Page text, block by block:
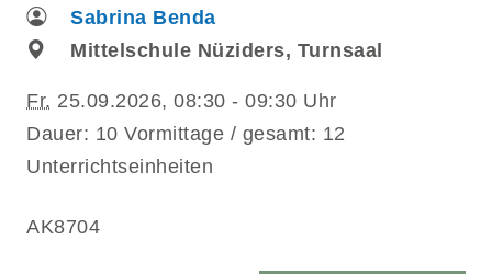
Sabrina Benda
Mittelschule Nüziders, Turnsaal
Fr. 25.09.2026, 08:30 - 09:30 Uhr
Dauer: 10 Vormittage / gesamt: 12
Unterrichtseinheiten
AK8704